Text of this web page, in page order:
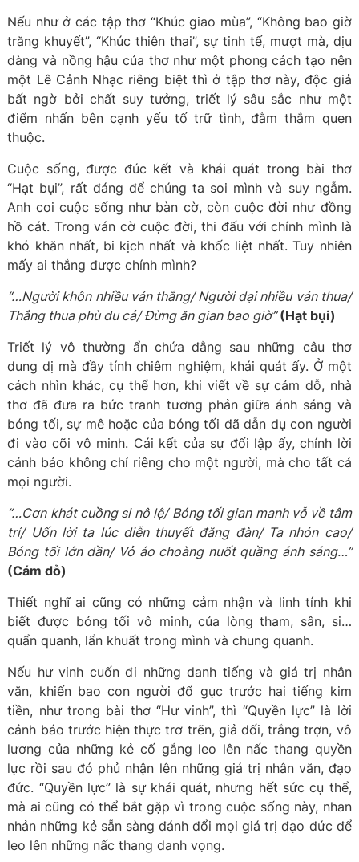
Nếu như ở các tập thơ “Khúc giao mùa”, “Không bao giờ
trăng khuyết”, “Khúc thiên thai”, sự tinh tế, mượt mà, dịu
dàng và nồng hậu của thơ như một phong cách tạo nên
một Lê Cảnh Nhạc riêng biệt thì ở tập thơ này, độc giả
bất ngờ bởi chất suy tưởng, triết lý sâu sắc như một
điểm nhấn bên cạnh yếu tố trữ tình, đằm thắm quen
thuộc.
Cuộc sống, được đúc kết và khái quát trong bài thơ
“Hạt bụi”, rất đáng để chúng ta soi mình và suy ngẫm.
Anh coi cuộc sống như bàn cờ, còn cuộc đời như đồng
hồ cát. Trong ván cờ cuộc đời, thi đấu với chính mình là
khó khăn nhất, bi kịch nhất và khốc liệt nhất. Tuy nhiên
mấy ai thắng được chính mình?
“…Người khôn nhiều ván thắng/ Người dại nhiều ván thua/
Thắng thua phù du cả/ Đừng ăn gian bao giờ”(Hạt bụi)
Triết lý vô thường ẩn chứa đằng sau những câu thơ
dung dị mà đầy tính chiêm nghiệm, khái quát ấy. Ở một
cách nhìn khác, cụ thể hơn, khi viết về sự cám dỗ, nhà
thơ đã đưa ra bức tranh tương phản giữa ánh sáng và
bóng tối, sự mê hoặc của bóng tối đã dẫn dụ con người
đi vào cõi vô minh. Cái kết của sự đối lập ấy, chính lời
cảnh báo không chỉ riêng cho một người, mà cho tất cả
mọi người.
“…Cơn khát cuồng si nô lệ/ Bóng tối gian manh vỗ về tâm
trí/ Uốn lời ta lúc diễn thuyết đăng đàn/ Ta nhón cao/
Bóng tối lớn dần/ Vỏ áo choàng nuốt quầng ánh sáng…”
(Cám dỗ)
Thiết nghĩ ai cũng có những cảm nhận và linh tính khi
biết được bóng tối vô minh, của lòng tham, sân, si…
quẩn quanh, lẩn khuất trong mình và chung quanh.
Nếu hư vinh cuốn đi những danh tiếng và giá trị nhân
văn, khiến bao con người đổ gục trước hai tiếng kim
tiền, như trong bài thơ “Hư vinh”, thì “Quyền lực” là lời
cảnh báo trước hiện thực trơ trẽn, giả dối, trắng trợn, vô
lương của những kẻ cố gắng leo lên nấc thang quyền
lực rồi sau đó phủ nhận lên những giá trị nhân văn, đạo
đức. “Quyền lực” là sự khái quát, nhưng hết sức cụ thể,
mà ai cũng có thể bắt gặp vì trong cuộc sống này, nhan
nhản những kẻ sẵn sàng đánh đổi mọi giá trị đạo đức để
leo lên những nấc thang danh vọng.